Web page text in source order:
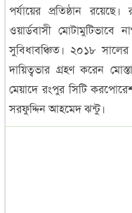
পর্যায়ের প্রতিষ্ঠান
ওয়ার্ডবাসী
সুবিধাবঞ্চিত। ২০১৮ সালের
দায়িত্বভার গ্রহণ করেন
মেয়াদে রংপুর সিটি
সরফুদ্দিন আহমেদ ঝন্টু।